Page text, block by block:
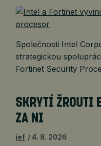
Společnosti Intel
strategickou
Fortinet Security
SKRYTÍ ŽROUTI
ZA NI
jef 4. 8. 2026